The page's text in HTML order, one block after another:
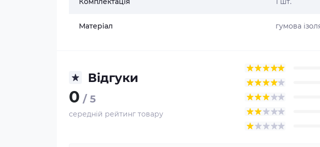
Матеріал гумова
Відгуки
0 / 5
середній рейтинг товару